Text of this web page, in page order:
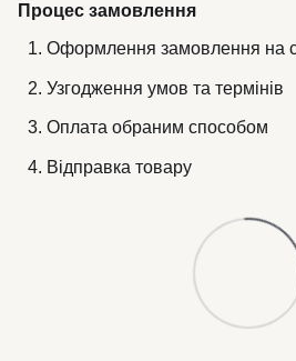
Процес замовлення
Оформлення замовлення на
Узгодження умов та термінів
Оплата обраним способом
Відправка товару